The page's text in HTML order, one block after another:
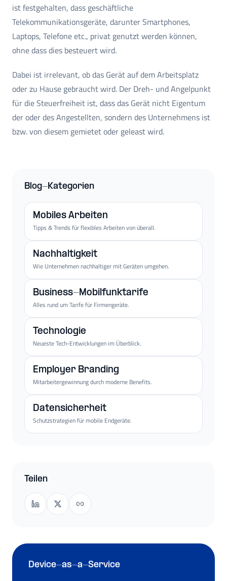
ist festgehalten, dass geschäftliche
Telekommunikationsgeräte, darunter Smartphones,
Laptops, Telefone etc., privat genutzt werden können,
ohne dass dies besteuert wird.
Dabei ist irrelevant, ob das Gerät auf dem Arbeitsplatz
oder zu Hause gebraucht wird. Der Dreh- und Angelpunkt
für die Steuerfreiheit ist, dass das Gerät nicht Eigentum
der oder des Angestellten, sondern des Unternehmens ist
bzw. von diesem gemietet oder geleast wird.
Blog-Kategorien
Mobiles Arbeiten
Tipps & Trends für flexibles Arbeiten von überall.
Nachhaltigkeit
Wie Unternehmen nachhaltiger mit Geräten umgehen.
Business-Mobilfunktarife
Alles rund um Tarife für Firmengeräte.
Technologie
Neueste Tech-Entwicklungen im Überblick.
Employer Branding
Mitarbeitergewinnung durch moderne Benefits.
Datensicherheit
Schutzstrategien für mobile Endgeräte.
Teilen
Device-as-a-Service